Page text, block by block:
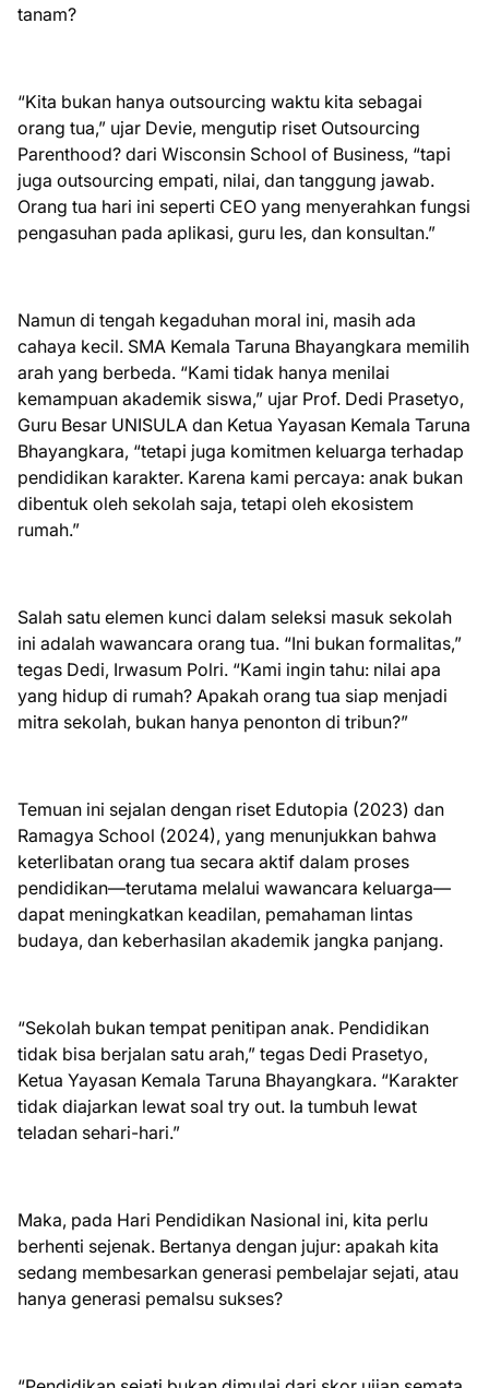
tanam?
“Kita bukan hanya outsourcing waktu kita sebagai
orang tua,” ujar Devie, mengutip riset Outsourcing
Parenthood? dari Wisconsin School of Business, “tapi
juga outsourcing empati, nilai, dan tanggung jawab.
Orang tua hari ini seperti CEO yang menyerahkan fungsi
pengasuhan pada aplikasi, guru les, dan konsultan.”
Namun di tengah kegaduhan moral ini, masih ada
cahaya kecil. SMA Kemala Taruna Bhayangkara memilih
arah yang berbeda. “Kami tidak hanya menilai
kemampuan akademik siswa,” ujar Prof. Dedi Prasetyo,
Guru Besar UNISULA dan Ketua Yayasan Kemala Taruna
Bhayangkara, “tetapi juga komitmen keluarga terhadap
pendidikan karakter. Karena kami percaya: anak bukan
dibentuk oleh sekolah saja, tetapi oleh ekosistem
rumah.”
Salah satu elemen kunci dalam seleksi masuk sekolah
ini adalah wawancara orang tua. “Ini bukan formalitas,”
tegas Dedi, Irwasum Polri. “Kami ingin tahu: nilai apa
yang hidup di rumah? Apakah orang tua siap menjadi
mitra sekolah, bukan hanya penonton di tribun?”
Temuan ini sejalan dengan riset Edutopia (2023) dan
Ramagya School (2024), yang menunjukkan bahwa
keterlibatan orang tua secara aktif dalam proses
pendidikan—terutama melalui wawancara keluarga—
dapat meningkatkan keadilan, pemahaman lintas
budaya, dan keberhasilan akademik jangka panjang.
“Sekolah bukan tempat penitipan anak. Pendidikan
tidak bisa berjalan satu arah,” tegas Dedi Prasetyo,
Ketua Yayasan Kemala Taruna Bhayangkara. “Karakter
tidak diajarkan lewat soal try out. Ia tumbuh lewat
teladan sehari-hari.”
Maka, pada Hari Pendidikan Nasional ini, kita perlu
berhenti sejenak. Bertanya dengan jujur: apakah kita
sedang membesarkan generasi pembelajar sejati, atau
hanya generasi pemalsu sukses?